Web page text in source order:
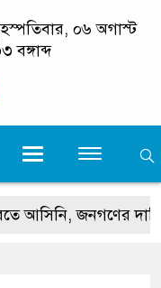
০৬ অগাস্ট
বঙ্গাব্দ
জনগণের দাবি নিয়ে